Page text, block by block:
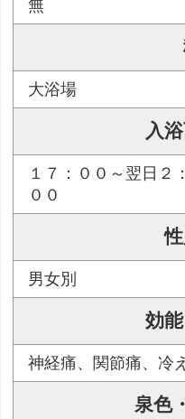
無
大浴場
入
１７：００～翌日２
００
男女別
効
神経痛、関節痛、冷
泉色